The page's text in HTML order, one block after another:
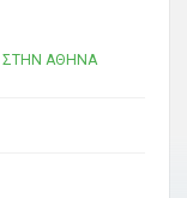
ΣΤΗΝ ΑΘΗΝΑ